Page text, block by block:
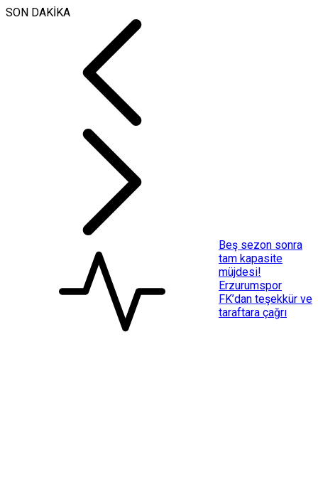
SON DAKİKA
Beş sezon sonra
tam kapasite
müjdesi!
Erzurumspor
FK’dan teşekkür ve
taraftara çağrı